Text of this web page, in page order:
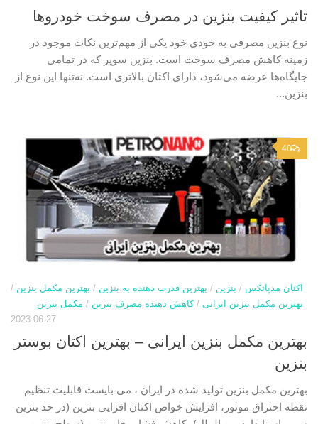
تاثیر کیفیت بنزین در مصرف سوخت خودروها
نوع بنزین مصرفی به خودی خود یکی از مهم‌ترین نکات موجود در
زمینه کاهش مصرف سوخت است. بنزین سوپر که در تمامی
جایگاه‌ها عرضه می‌شود، دارای اکتان بالاتری است. نه‌تنها این نوع از
بنزین...
40
اکتان مدپاتکس / بنزین / بهترین قدرت دهنده به بنزین / بهترین مکمل بنزین /
بهترین مکمل بنزین ایرانی /کاهش دهنده مصرف بنزین / مکمل بنزین
2023-06-27
بهترین مکمل بنزین ایرانی – بهترین اکتان بوستر
بنزین
بهترین مکمل بنزین تولید شده در ایران ، می بایست قابلیت تنظیم
نقطه احتراق موتور، افزایش خواص اکتان افزایی بنزین (در حد بنزین